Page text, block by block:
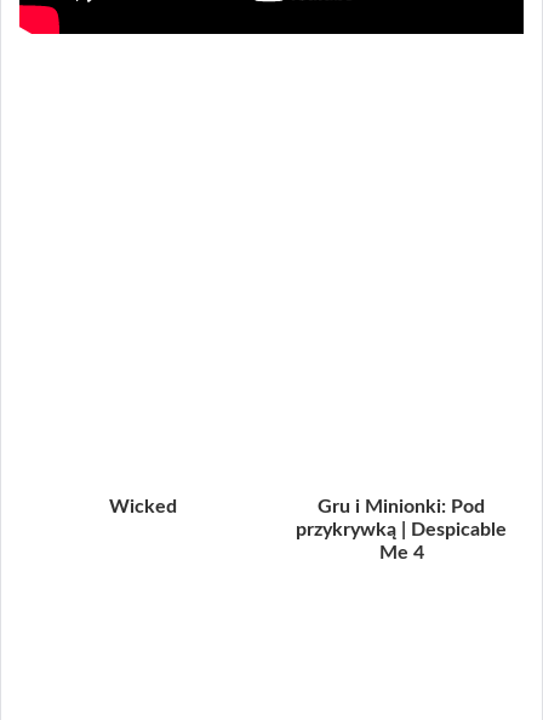
Wicked
Gru i Minionki: Pod
przykrywką | Despicable
Me 4